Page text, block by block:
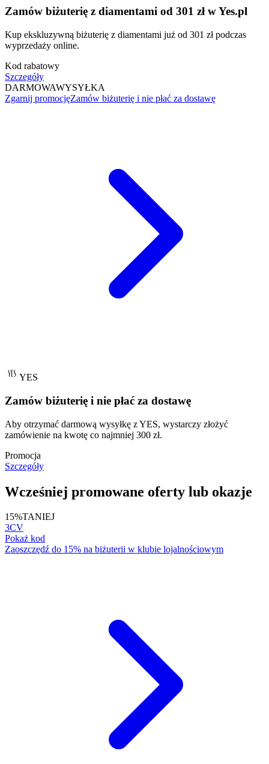
Zamów biżuterię z diamentami od 301 zł w Yes.pl
Kup ekskluzywną biżuterię z diamentami już od 301 zł podczas
wyprzedaży online.
Kod rabatowy
Szczegóły
DARMOWAWYSYŁKA
Zgarnij promocjęZamów biżuterię i nie płać za dostawę
YES
Zamów biżuterię i nie płać za dostawę
Aby otrzymać darmową wysyłkę z YES, wystarczy złożyć
zamówienie na kwotę co najmniej 300 zł.
Promocja
Szczegóły
Wcześniej promowane oferty lub okazje
15%TANIEJ
3CV
Pokaż kod
Zaoszczędź do 15% na biżuterii w klubie lojalnościowym